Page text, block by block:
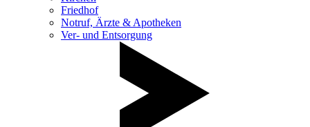
Friedhof
Notruf, Ärzte & Apotheken
Ver- und Entsorgung